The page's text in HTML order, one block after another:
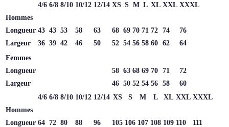
4/6 6/8 8/10 10/12 12/14 XS S M L XL XXL XXXL
Hommes
Longueur 43 43 53 58 63 68 69 70 71 72 74
76
Largeur
36 39 42 46 50 52 54 56 58 60 62
64
Femmes
Longueur
58 63 68 69 70 71
72
Largeur
46 50 52 54 56 58
60
4/6 6/8 8/10 10/12 12/14 XS S M L XL XXL XXXL
Hommes
Longueur 64 72 80 88 96 105 106 107 108 109 110
111